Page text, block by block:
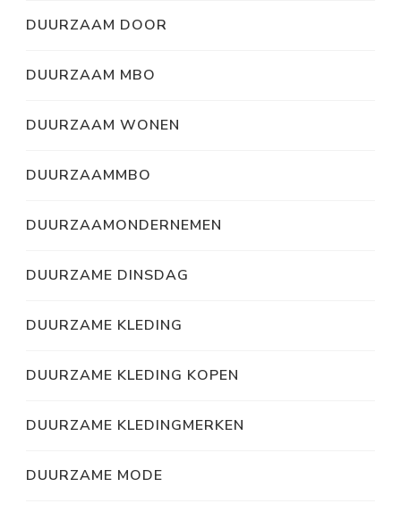
DUURZAAM DOOR
DUURZAAM MBO
DUURZAAM WONEN
DUURZAAMMBO
DUURZAAMONDERNEMEN
DUURZAME DINSDAG
DUURZAME KLEDING
DUURZAME KLEDING KOPEN
DUURZAME KLEDINGMERKEN
DUURZAME MODE